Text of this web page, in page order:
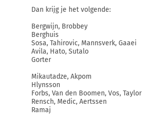
Dan krijg je het volgende:
Bergwijn, Brobbey
Berghuis
Sosa, Tahirovic, Mannsverk, Gaaei
Avila, Hato, Sutalo
Gorter
Mikautadze, Akpom
Hlynsson
Forbs, Van den Boomen, Vos, Taylor
Rensch, Medic, Aertssen
Ramaj